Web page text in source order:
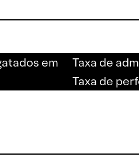
em
Taxa de
Taxa de